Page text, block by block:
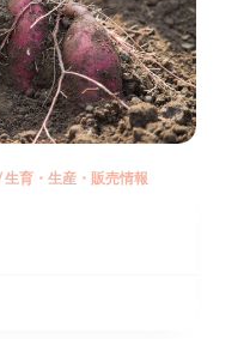
生育・生産・販売情報